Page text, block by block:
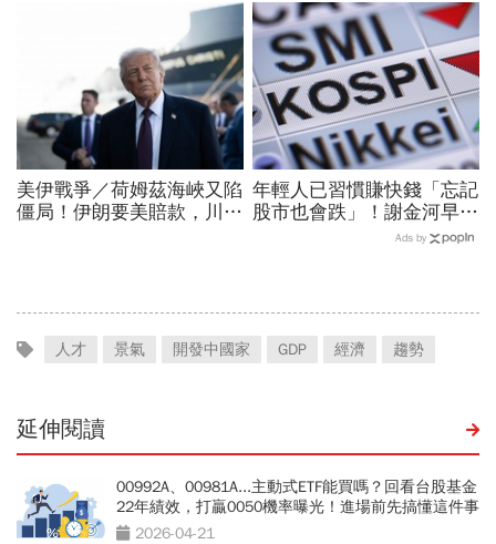
經濟壓力成天然避孕藥？
喊：下單前注意一風險
美伊戰爭／荷姆茲海峽又陷
僵局！伊朗要美賠款，川普
年輕人已習慣賺快錢「忘記
股市也會跌」！謝金河早一
步示警南韓個股槓桿ETF會
Ads by
人才 景氣 開發中國家 GDP 經濟 趨勢
延伸閱讀
00992A、00981A...主動式ETF能買嗎？回看台股基金
22年績效，打贏0050機率曝光！進場前先搞懂這件事
2026-04-21